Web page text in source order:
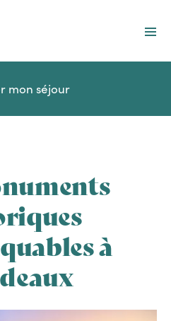
mon séjour
à